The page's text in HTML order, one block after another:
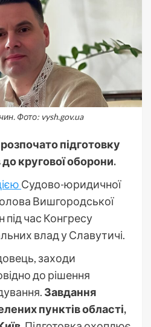
Фото: vysh.gov.ua
розпочато підготовку
кругової оборони.
Судово-юридичної
Вишгородської
час Конгресу
влад у Славутичі.
заходи
до рішення
Завдання
пунктів області,